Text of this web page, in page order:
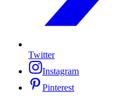
Twitter
Instagram
Pinterest